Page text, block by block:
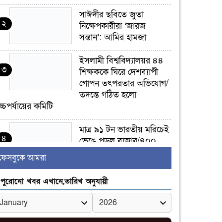
২
সাঈদীর ছবিতে জুতা
নিক্ষেপকারীরা ‘জারজ
সন্তান’: আমির হামজা
৩
ইসলামী বিশ্ববিদ্যালয়র ৪৪
শিক্ষককে ঘিরে দেশব্যাপী
গোপন তৎপরতার অভিযোগ/
তদন্তে গঠিত হলো
কমিটি
৪
মাত্র ৯১ টন ভারতীয় মরিচেই
ভেঙে পড়ল বাজার/৪০০
৫
জুলাই আন্দোলন ছিল
সম্মিলিত, লক্ষ্য হওয়া উচিত
ঐক্য ও রাষ্ট্রগঠন
আমরা
পুরোনো খবর এখানে,তারিখ অনুযায়ী